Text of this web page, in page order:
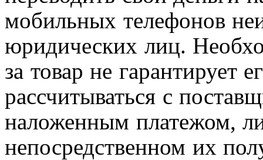
мобильных телефонов
юридических лиц.
за товар не гарантирует
рассчитываться с
наложенным платежом,
непосредственном их